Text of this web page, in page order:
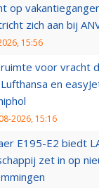
op
zich aan bij
15:56
voor vracht
en
2026, 15:16
E195-E2 biedt
zet in op